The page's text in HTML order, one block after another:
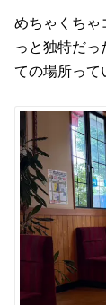
めちゃくちゃ
っと独特だ
ての場所って